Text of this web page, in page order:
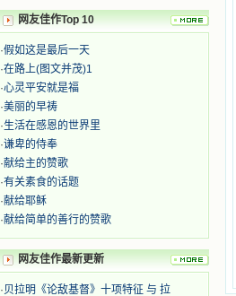
地防护着我，从那以后我从未读过一
本不良的书籍。 善良的书使人向
我的脑子里。读这些圣书时，我思潮
汹涌起伏，欣喜不能自已。书中谈到
这些圣人们如何在与主的交往中得到
灵命的更新，德行的馨香如何上达天
庭。啊，在这世上曾住过那么多热心
的圣人，为了传播福音，他们告别亲
人，舍下了他们手中的一切，轻快地
踏上了异国他乡，到没有人知道真神
的世界里去。啊，若不是主的引领，
我可能到死还不认识他们呢！ 我
的心灵从主给我的这些圣人的言行中
我面前展开时，我是多么的惊奇、兴
奋啊！当我读到他们为主而受人逼
迫、凌辱，为将福音广传而被人追杀
网友佳作Top 10
·假如这是最后一天
·在路上(图文并茂)1
·心灵平安就是福
·美丽的早祷
·生活在感恩的世界里
·谦卑的侍奉
·献给主的赞歌
·有关素食的话题
·献给耶稣
·献给简单的善行的赞歌
网友佳作最新更新
·贝拉明《论敌基督》十项特征 与 拉